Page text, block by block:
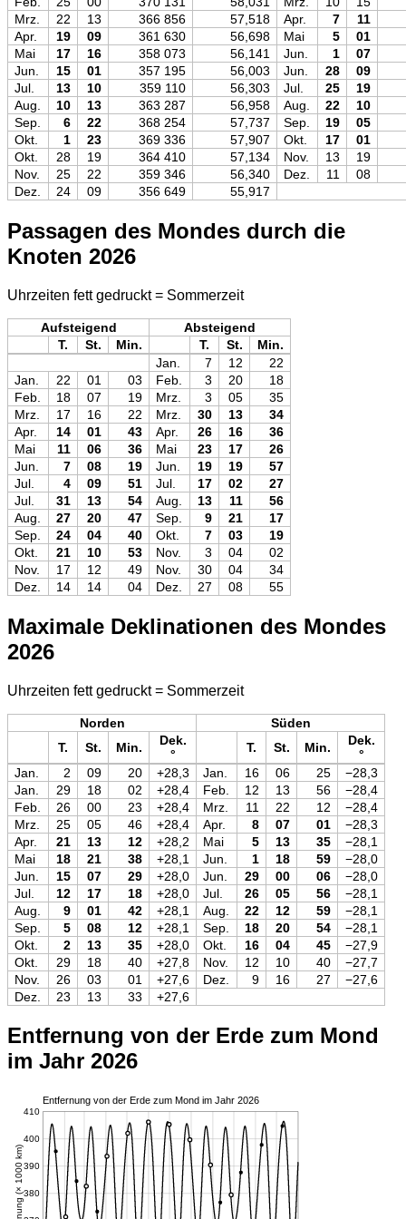
Mrz.
22 13 366 856 57,518 Apr. 7
11
Apr.
19 09 361 630 56,698 Mai 5
01
Mai
17 16 358 073 56,141 Jun. 1
07
Jun.
15 01 357 195 56,003 Jun. 28
09
Jul.
13 10 359 110 56,303 Jul. 25
19
Aug.
10 13 363 287 56,958 Aug. 22
10
Sep.
6 22 368 254 57,737 Sep. 19
05
Okt.
1 23 369 336 57,907 Okt. 17
01
Okt.
28 19 364 410 57,134 Nov. 13
19
Nov.
25 22 359 346 56,340 Dez. 11
08
Dez.
24 09 356 649 55,917
Passagen des Mondes durch die
Knoten 2026
Uhrzeiten fett gedruckt = Sommerzeit
Aufsteigend
Absteigend
T.
St. Min. T. St.
Min.
Jan.
7 12
22
Jan.
22 01 03 Feb. 3 20
18
Feb.
18 07 19 Mrz. 3 05
35
Mrz.
17 16 22 Mrz. 30 13
34
Apr.
14 01 43 Apr. 26 16
36
Mai
11 06 36 Mai 23 17
26
Jun.
7 08 19 Jun. 19 19
57
Jul.
4 09 51 Jul. 17 02
27
Jul.
31 13 54 Aug. 13 11
56
Aug.
27 20 47 Sep. 9 21
17
Sep.
24 04 40 Okt. 7 03
19
Okt.
21 10 53 Nov. 3 04
02
Nov.
17 12 49 Nov. 30 04
34
Dez.
14 14 04 Dez. 27 08 55
Maximale Deklinationen des Mondes
2026
Uhrzeiten fett gedruckt = Sommerzeit
Norden
Süden
T.
St. Min.
Dek.
°
T. St. Min.
Dek.
°
Jan.
2 09 20 +28,3 Jan. 16 06 25
−28,3
Jan.
29 18 02 +28,4 Feb. 12 13 56
−28,4
Feb.
26 00 23 +28,4 Mrz. 11 22 12
−28,4
Mrz.
25 05 46 +28,4 Apr. 8 07 01
−28,3
Apr.
21 13 12 +28,2 Mai 5 13 35
−28,1
Mai
18 21 38 +28,1 Jun. 1 18 59
−28,0
Jun.
15 07 29 +28,0 Jun. 29 00 06
−28,0
Jul.
12 17 18 +28,0 Jul. 26 05 56
−28,1
Aug.
9 01 42 +28,1 Aug. 22 12 59
−28,1
Sep.
5 08 12 +28,1 Sep. 18 20 54
−28,1
Okt.
2 13 35 +28,0 Okt. 16 04 45
−27,9
Okt.
29 18 40 +27,8 Nov. 12 10 40
−27,7
Nov.
26 03 01 +27,6 Dez. 9 16 27
−27,6
Dez.
23 13 33 +27,6
Entfernung von der Erde zum Mond
im Jahr 2026